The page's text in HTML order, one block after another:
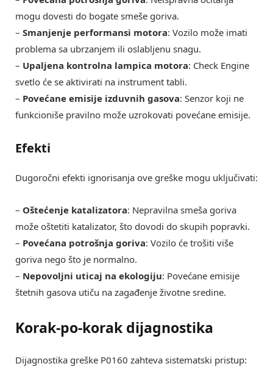
mogu dovesti do bogate smeše goriva.
– Smanjenje performansi motora: Vozilo može imati
problema sa ubrzanjem ili oslabljenu snagu.
– Upaljena kontrolna lampica motora: Check Engine
svetlo će se aktivirati na instrument tabli.
– Povećane emisije izduvnih gasova: Senzor koji ne
funkcioniše pravilno može uzrokovati povećane emisije.
Efekti
Dugoročni efekti ignorisanja ove greške mogu uključivati:
– Oštećenje katalizatora: Nepravilna smeša goriva
može oštetiti katalizator, što dovodi do skupih popravki.
– Povećana potrošnja goriva: Vozilo će trošiti više
goriva nego što je normalno.
– Nepovoljni uticaj na ekologiju: Povećane emisije
štetnih gasova utiču na zagađenje životne sredine.
Korak-po-korak dijagnostika
Dijagnostika greške P0160 zahteva sistematski pristup: